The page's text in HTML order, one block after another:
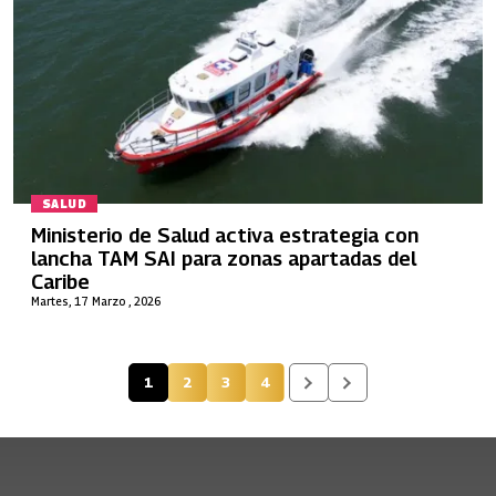
SALUD
Martes, 17 Marzo , 2026
Ministerio de Salud activa estrategia con
lancha TAM SAI para zonas apartadas del
Caribe
Página actual
1 Página
2 Página
3 Página
4